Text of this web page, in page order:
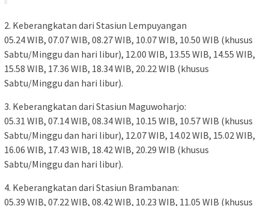
2. Keberangkatan dari Stasiun Lempuyangan
05.24 WIB, 07.07 WIB, 08.27 WIB, 10.07 WIB, 10.50 WIB (khusus
Sabtu/Minggu dan hari libur), 12.00 WIB, 13.55 WIB, 14.55 WIB,
15.58 WIB, 17.36 WIB, 18.34 WIB, 20.22 WIB (khusus
Sabtu/Minggu dan hari libur).
3. Keberangkatan dari Stasiun Maguwoharjo:
05.31 WIB, 07.14 WIB, 08.34 WIB, 10.15 WIB, 10.57 WIB (khusus
Sabtu/Minggu dan hari libur), 12.07 WIB, 14.02 WIB, 15.02 WIB,
16.06 WIB, 17.43 WIB, 18.42 WIB, 20.29 WIB (khusus
Sabtu/Minggu dan hari libur).
4. Keberangkatan dari Stasiun Brambanan:
05.39 WIB, 07.22 WIB, 08.42 WIB, 10.23 WIB, 11.05 WIB (khusus